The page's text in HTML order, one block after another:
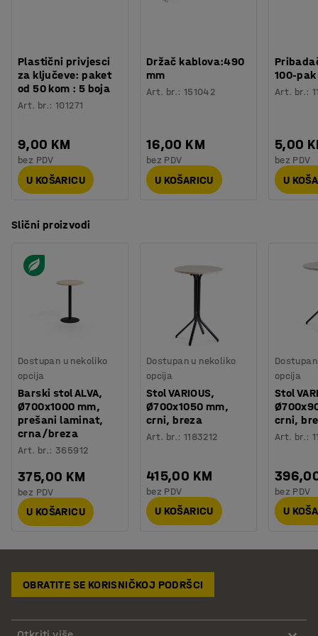
okruženja kao što su saloni, recepcije i uredi.
Montaža: Dolazi nesastavljeno
Testirano: EN 15372
Kvaliteta - Eko oznaka
Plastični privjesci
za ključeve: paket
od 50 kom : 5 boja
Art. br.:101271
9,00 KM
bez PDV
U KOŠARICU
Držač kablova:490
mm
Art. br.: 151042
16,00 KM
bez PDV
U KOŠARICU
100-pak
Art. br.:
5,00
bez PDV
U
Slični proizvodi
Dostupan u nekoliko
opcija
Barski stol ALVA,
Ø700x1000 mm,
prešani laminat,
crna/breza
Art. br.:365912
375,00 KM
bez PDV
U KOŠARICU
Dostupan u nekoliko
opcija
Stol VARIOUS,
Ø700x1050 mm,
crni, breza
Art. br.: 1183212
415,00 KM
bez PDV
U KOŠARICU
opcija
Stol
crni,
Art. br.:
bez PDV
U
OBRATITE SE KORISNIČKOJ PODRŠCI